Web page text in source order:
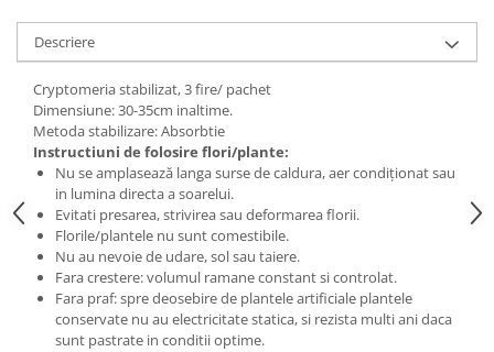
Descriere
Cryptomeria stabilizat, 3 fire/ pachet
Dimensiune: 30-35cm inaltime.
Metoda stabilizare: Absorbtie
Instructiuni de folosire flori/plante:
Nu se amplasează langa surse de caldura, aer condiționat sau
in lumina directa a soarelui.
Evitati presarea, strivirea sau deformarea florii.
Florile/plantele nu sunt comestibile.
Nu au nevoie de udare, sol sau taiere.
Fara crestere: volumul ramane constant si controlat.
Fara praf: spre deosebire de plantele artificiale plantele
conservate nu au electricitate statica, si rezista multi ani daca
sunt pastrate in conditii optime.